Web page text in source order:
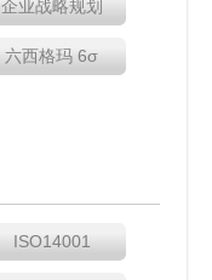
企业战略规划
六西格玛 6σ
ISO14001